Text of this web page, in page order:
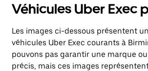
Véhicules Uber Exec
Les images ci-dessous présentent
véhicules Uber Exec courants à
pouvons pas garantir une marque
précis, mais ces images